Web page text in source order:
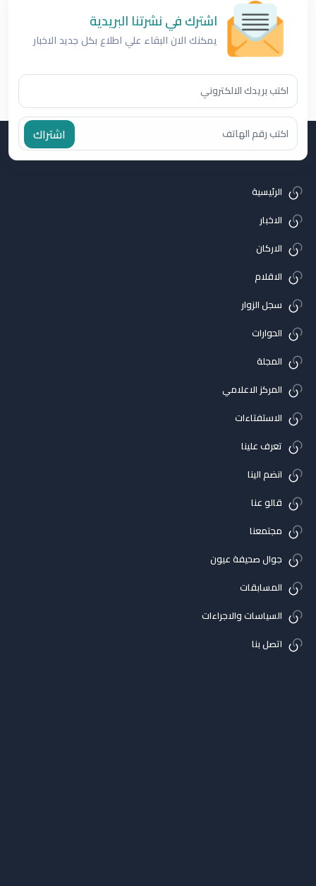
اشترك في نشرتنا البريدية
يمكنك الان البقاء علي اطلاع بكل جديد الاخبار
اشتراك
الرئيسية
الاخبار
الاركان
الاقلام
سجل الزوار
الحوارات
المجلة
المركز الاعلامي
الاستفتاءات
تعرف علينا
انضم الينا
قالو عنا
مجتمعنا
جوال صحيفة عيون
المسابقات
السياسات والاجراءات
اتصل بنا